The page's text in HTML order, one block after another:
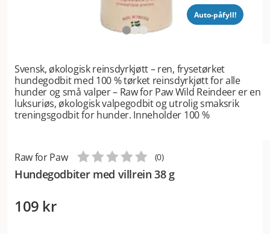
Auto-påfyll!
Svensk, økologisk reinsdyrkjøtt – ren, frysetørket
hundegodbit med 100 % tørket reinsdyrkjøtt for alle
hunder og små valper – Raw for Paw Wild Reindeer er en
luksuriøs, økologisk valpegodbit og utrolig smaksrik
treningsgodbit for hunder. Inneholder 100 %
Raw for Paw
Hundegodbiter med villrein 38 g
(0)
109 kr